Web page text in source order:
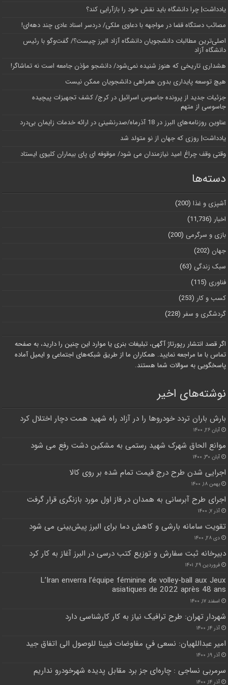
یادداشت| چرا دانشگاه باید نقش خود را بازآرایی کند؟
مصائب دستگاه قضا در مواجهه با دعاوی ملکی/ دردسر اسناد عادی چند‌ دهه‌ای!
اصلی‌ترین مطالبات دانشجویان دانشگاه آزاد البرز چیست؟/ گفت‌وگو با رئیس
دانشگاه آز‌اد
هشداری تاریخی که هنوز شنیده نمی‌شود/ دانشجو مؤذن جامعه است نه تماشاگر!
هیچ توسعه پایداری بدون همراهی دانشجویان ممکن نیست
جزئیات جدید از پرونده جاسوس اسرائیل در کرج/‌ کشف تجهیزات پیچیده
جاسوسی از متهم
عناوین روزنامه‌های البرز در ‌18 آذرماه/صدرنشینی در ارائه خدمات زایمان بی‌درد
یادداشت| روزی که جهان از نو متولد شد
وقتی وقف چراغ امید نیازمندان می شود/ موقوفه ای پای بیماران کلیوی ایستاد
دسته‌ها
آشپزی و غذا (200)
اخبار (11,736)
بازی و سرگرمی (200)
جهان (202)
سبک زندگی (63)
فناوری (115)
کسب و کار (253)
گردشگری و سفر (228)
اگر قصد انتشار رپورتاژ آگهی، تبلیغات بنری یا موارد این چنین را دارید، به صفحه
تماس با ما مراجعه نمایید. همکاران ما از طریق شبکه‌های اجتماعی و ایمیل آماده
پاسخگویی به سوالات شما هستند.
نوشته‌های اخیر
بارش باران تردد خودروها را در آزاد راه شهید همت دچار اختلال کرد
آبان ۲۶, ۱۴۰۰
موانع الحاق شهرک شهید رستمی به مشکین دشت رفع می شود
آبان ۳۰, ۱۴۰۰
اجرایی شدن طرح درج قیمت تمام شده بر روی کالا
بهمن ۱۸, ۱۴۰۰
اجرای طرح آبرسانی به همدان در فاز اول مورد بازنگری قرار گرفت
آذر ۷, ۱۴۰۰
تقویت سامانه بارشی و کاهش دما برای البرز پیش‌بینی می شود
دی ۲۸, ۱۴۰۰
دبیرخانه ثبت سفارش و توزیع کتب درسی در البرز آغاز به کار کرد
فروردین ۲۹, ۱۴۰۱
L’Iran enverra l’équipe féminine de volley-ball aux Jeux
asiatiques de 2022 après 48 ans
اسفند ۱۷, ۱۴۰۰
شهردار تهران: طرح ترافیک نیاز به کار کارشناسی دارد
آذر ۱۴, ۱۴۰۰
امير عبداللهيان: نسعى في مفاوضات فيينا للوصول الى اتفاق جيد
آذر ۱۹, ۱۴۰۰
سرمربی نساجی : چاره‌ای جز برد مقابل پدیده شهرخودرو نداریم
آذر ۱۴, ۱۴۰۰